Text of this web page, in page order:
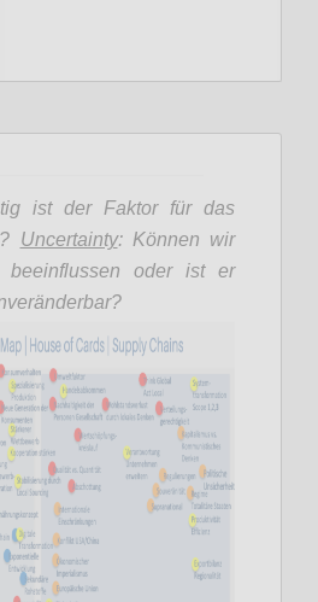
ist der Faktor für das
Uncertainty: Können wir
oder ist er